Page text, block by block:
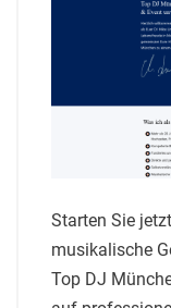
Starten Sie
musikalische
Top DJ